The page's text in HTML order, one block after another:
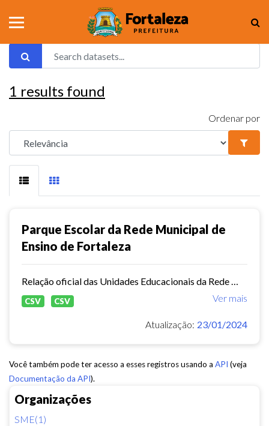
Organizações
SME(1)
1 results found
Ordenar por
Parque Escolar da Rede Municipal de
Ensino de Fortaleza
Ver mais
CSV CSV
Atualização: 23/01/2024
Você também pode ter acesso a esses registros usando a API (veja
Documentação da API).